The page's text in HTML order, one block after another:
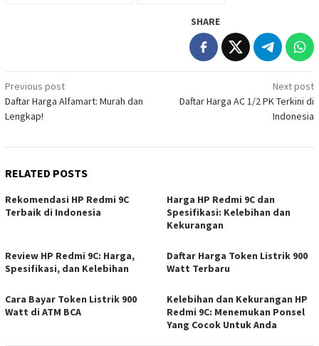
SHARE
Post
navigation
Previous post
Daftar Harga Alfamart: Murah dan
Lengkap!
Next post
Daftar Harga AC 1/2 PK Terkini di
Indonesia
RELATED POSTS
Rekomendasi HP Redmi 9C
Terbaik di Indonesia
Harga HP Redmi 9C dan
Spesifikasi: Kelebihan dan
Kekurangan
Review HP Redmi 9C: Harga,
Spesifikasi, dan Kelebihan
Daftar Harga Token Listrik 900
Watt Terbaru
Cara Bayar Token Listrik 900
Watt di ATM BCA
Kelebihan dan Kekurangan HP
Redmi 9C: Menemukan Ponsel
Yang Cocok Untuk Anda